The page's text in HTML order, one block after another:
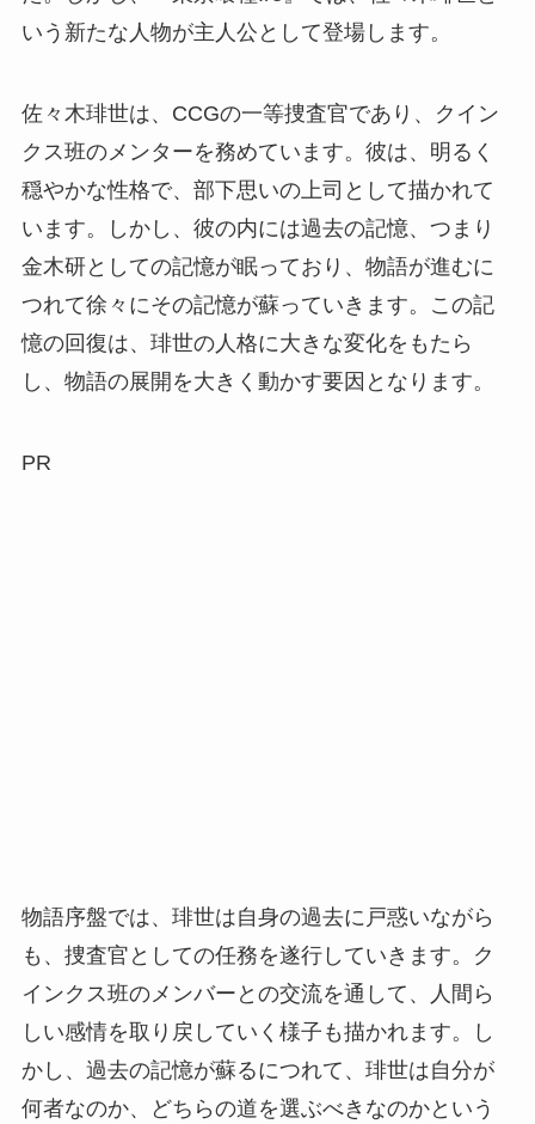
いう新たな人物が主人公として登場します。
佐々木琲世は、CCGの一等捜査官であり、クイン
クス班のメンターを務めています。彼は、明るく
穏やかな性格で、部下思いの上司として描かれて
います。しかし、彼の内には過去の記憶、つまり
金木研としての記憶が眠っており、物語が進むに
つれて徐々にその記憶が蘇っていきます。この記
憶の回復は、琲世の人格に大きな変化をもたら
し、物語の展開を大きく動かす要因となります。
PR
物語序盤では、琲世は自身の過去に戸惑いながら
も、捜査官としての任務を遂行していきます。ク
インクス班のメンバーとの交流を通して、人間ら
しい感情を取り戻していく様子も描かれます。し
かし、過去の記憶が蘇るにつれて、琲世は自分が
何者なのか、どちらの道を選ぶべきなのかという